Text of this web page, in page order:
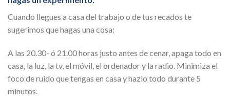
Cuando llegues a casa del trabajo o de tus recados te
sugerimos que hagas una cosa:
A las 20.30- ó 21.00 horas justo antes de cenar, apaga todo en
casa, la luz, la tv, el móvil, el ordenador y la radio. Minimiza el
foco de ruido que tengas en casa y hazlo todo durante 5
minutos.